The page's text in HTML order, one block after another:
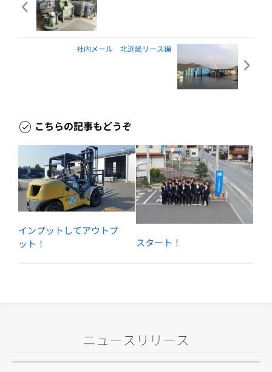
社内メール 北近畿リース編
こちらの記事もどうぞ
インプットしてアウトプ
ット！
スタート！
ニュースリリース